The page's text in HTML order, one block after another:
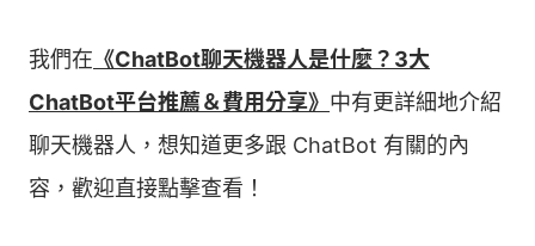
我們在 《ChatBot聊天機器人是什麼？3大
ChatBot平台推薦＆費用分享》 中有更詳細地介紹
聊天機器人，想知道更多跟 ChatBot 有關的內
容，歡迎直接點擊查看！